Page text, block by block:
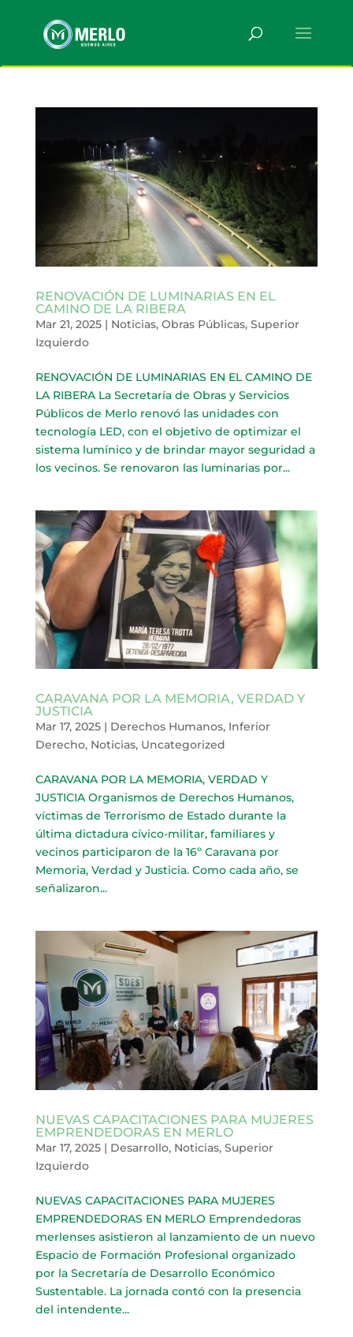
RENOVACIÓN DE LUMINARIAS EN EL
CAMINO DE LA RIBERA
Mar 21, 2025| Noticias, Obras Públicas, Superior
Izquierdo
RENOVACIÓN DE LUMINARIAS EN EL CAMINO DE
LA RIBERA La Secretaría de Obras y Servicios
Públicos de Merlo renovó las unidades con
tecnología LED, con el objetivo de optimizar el
sistema lumínico y de brindar mayor seguridad a
los vecinos. Se renovaron las luminarias por...
CARAVANA POR LA MEMORIA, VERDAD Y
JUSTICIA
Mar 17, 2025| Derechos Humanos, Inferior
Derecho, Noticias, Uncategorized
CARAVANA POR LA MEMORIA, VERDAD Y
JUSTICIA Organismos de Derechos Humanos,
víctimas de Terrorismo de Estado durante la
última dictadura cívico-militar, familiares y
vecinos participaron de la 16º Caravana por
Memoria, Verdad y Justicia. Como cada año, se
señalizaron...
NUEVAS CAPACITACIONES PARA MUJERES
EMPRENDEDORAS EN MERLO
Mar 17, 2025| Desarrollo, Noticias, Superior
Izquierdo
NUEVAS CAPACITACIONES PARA MUJERES
EMPRENDEDORAS EN MERLO Emprendedoras
merlenses asistieron al lanzamiento de un nuevo
Espacio de Formación Profesional organizado
por la Secretaría de Desarrollo Económico
Sustentable. La jornada contó con la presencia
del intendente...